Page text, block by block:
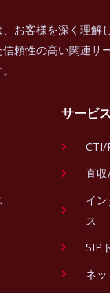
お客様を深く理解
頼性の高い関連サ
サービ
CTI/
直
イ
ス
SIP
ネ